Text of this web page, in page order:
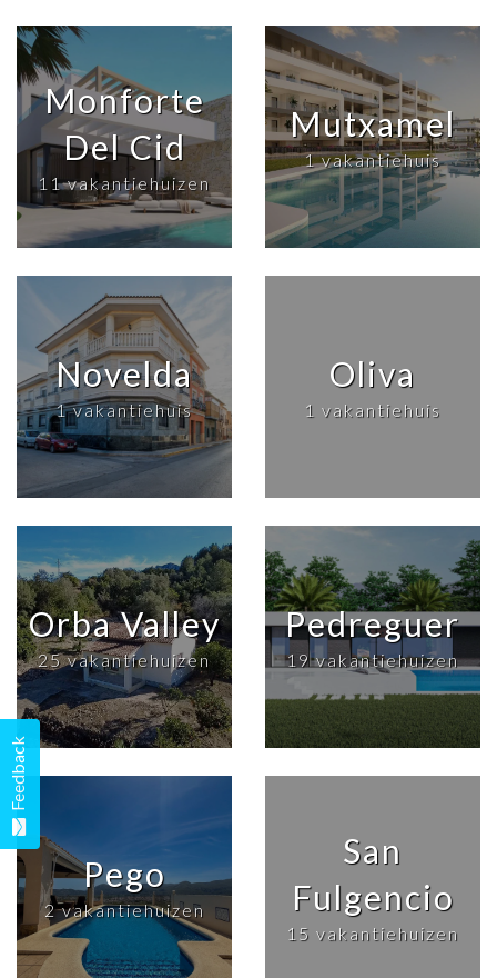
Monforte
Del Cid
11 vakantiehuizen
Mutxamel
1 vakantiehuis
Novelda
1 vakantiehuis
Oliva
1 vakantiehuis
Orba Valley
25 vakantiehuizen
Pedreguer
19 vakantiehuizen
Pego
2 vakantiehuizen
San
Fulgencio
15 vakantiehuizen
Feedback